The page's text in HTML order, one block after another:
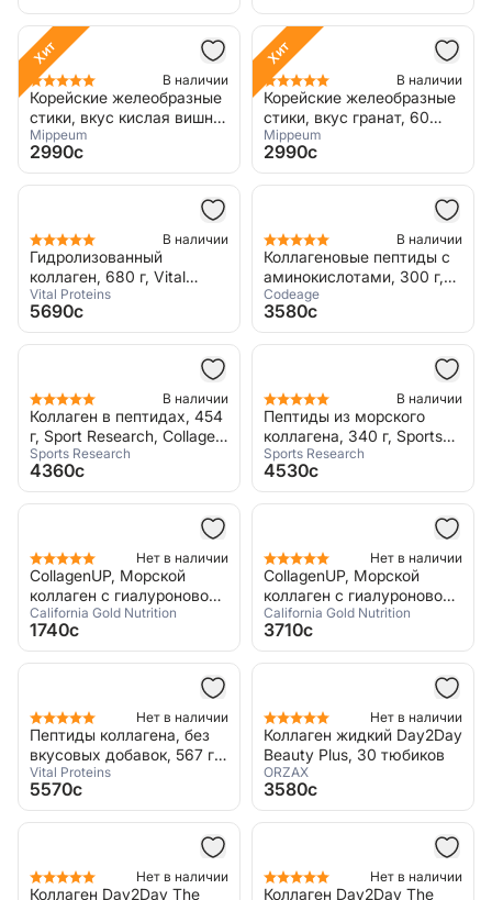
Хит
В наличии
Корейские желеобразные
стики, вкус кислая вишня,
60 стиков
Mippeum
2990c
Хит
В наличии
Корейские желеобразные
стики, вкус гранат, 60
стиков
Mippeum
2990c
В наличии
Гидролизованный
коллаген, 680 г, Vital
Proteins, Collagen Peptides
Vital Proteins
5690c
В наличии
Коллагеновые пептиды с
аминокислотами, 300 г,
Codeage, Multi Collagen
Pepdites Black Edition
Codeage
3580c
В наличии
Коллаген в пептидах, 454
г, Sport Research, Collagen
peptides unflavored
Sports Research
4360c
В наличии
Пептиды из морского
коллагена, 340 г, Sports
Research, Marine Collagen
Sports Research
4530c
Нет в наличии
CollagenUP, Морской
коллаген с гиалуроновой
кислотой и витамином C,
206 г
California Gold Nutrition
1740c
Нет в наличии
CollagenUP, Морской
коллаген с гиалуроновой
кислотой и витамином C,
464 г
California Gold Nutrition
3710c
Нет в наличии
Пептиды коллагена, без
вкусовых добавок, 567 г,
Collagen Peptides
Vital Proteins
5570c
Нет в наличии
Коллаген жидкий Day2Day
Beauty Plus, 30 тюбиков
ORZAX
3580c
Нет в наличии
Коллаген Day2Day The
Нет в наличии
Коллаген Day2Day The